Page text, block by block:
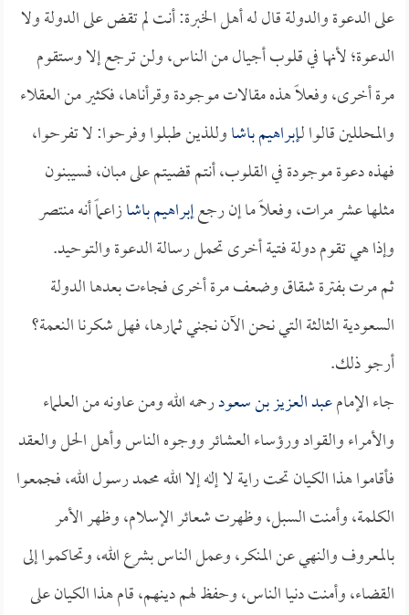
على الدعوة والدولة قال له أهل الخبرة: أنت لم تقض على الدولة ولا
الدعوة؛ لأنها في قلوب أجيال من الناس، ولن ترجع إلا وستقوم
مرة أخرى، وفعلاً هذه مقالات موجودة وقرأناها، فكثير من العقلاء
والمحللين قالوا لـإبراهيم باشاوللذين طبلوا وفرحوا: لا تفرحوا،
فهذه دعوة موجودة في القلوب، أنتم قضيتم على مبان، فسيبنون
مثلها عشر مرات، وفعلاً ما إن رجعإبراهيم باشازاعماً أنه منتصر
وإذا هي تقوم دولة فتية أخرى تحمل رسالة الدعوة والتوحيد.
ثم مرت بفترة شقاق وضعف مرة أخرى فجاءت بعدها الدولة
السعودية الثالثة التي نحن الآن نجني ثمارها، فهل شكرنا النعمة؟
أرجو ذلك.
جاء الإمامعبد العزيز بن سعودرحمه الله ومن عاونه من العلماء
والأمراء والقواد ورؤساء العشائر ووجوه الناس وأهل الحل والعقد
فأقاموا هذا الكيان تحت راية لا إله إلا الله محمد رسول الله، فجمعوا
الكلمة، وأمنت السبل، وظهرت شعائر الإسلام، وظهر الأمر
بالمعروف والنهي عن المنكر، وعمل الناس بشرع الله، وتحاكموا إلى
القضاء، وأمنت دنيا الناس، وحفظ لهم دينهم، قام هذا الكيان على